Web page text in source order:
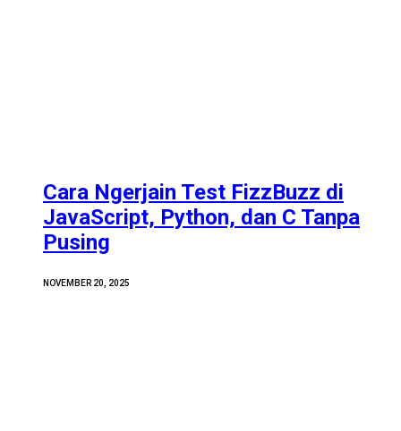
Cara Ngerjain Test FizzBuzz di
JavaScript, Python, dan C Tanpa
Pusing
NOVEMBER 20, 2025